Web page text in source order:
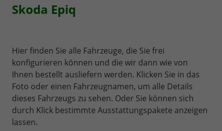
Skoda Epiq
Hier finden Sie alle Fahrzeuge, die Sie frei
konfigurieren können und die wir dann wie von
Ihnen bestellt ausliefern werden. Klicken Sie in das
Foto oder einen Fahrzeugnamen, um alle Details
dieses Fahrzeugs zu sehen. Oder Sie können sich
durch Klick bestimmte Ausstattungspakete anzeigen
lassen.